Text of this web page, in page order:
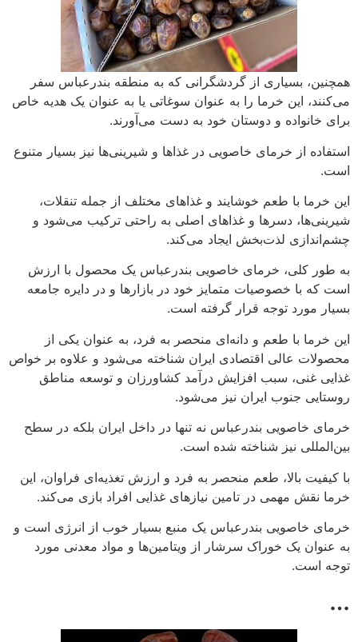
همچنین، بسیاری از گردشگرانی که به منطقه بندرعباس سفر
می‌کنند، این خرما را به عنوان سوغاتی یا به عنوان یک هدیه خاص
برای خانواده و دوستان خود به دست می‌آورند.
استفاده از خرمای خاصویی در غذاها و شیرینی‌ها نیز بسیار متنوع
است.
این خرما با طعم خوشایند و غذاهای مختلف از جمله تنقلات،
شیرینی‌ها، دسرها و غذاهای اصلی به راحتی ترکیب می‌شود و
چشم‌اندازی لذت‌بخش ایجاد می‌کند.
به طور کلی، خرمای خاصویی بندرعباس یک محصول با ارزش
است که با خصوصیات متمایز خود در بازارها و در دایره جامعه
بسیار مورد توجه قرار گرفته است.
این خرما با طعم و دانه‌ای منحصر به فرد، به عنوان یکی از
محصولات عالی اقتصادی ایران شناخته می‌شود و علاوه بر خواص
غذایی غنی، سبب افزایش درآمد کشاورزان و توسعه مناطق
روستایی جنوب ایران نیز می‌شود.
خرمای خاصویی بندرعباس نه تنها در داخل ایران بلکه در سطح
بین‌المللی نیز شناخته شده است.
با کیفیت بالا، طعم منحصر به فرد و ارزش تغذیه‌ای فراوان، این
خرما نقش مهمی در تامین نیازهای غذایی افراد بازی می‌کند.
خرمای خاصویی بندرعباس یک منبع بسیار خوب از انرژی است و
به عنوان یک خوراک سرشار از ویتامین‌ها و مواد معدنی مورد
توجه است.
…